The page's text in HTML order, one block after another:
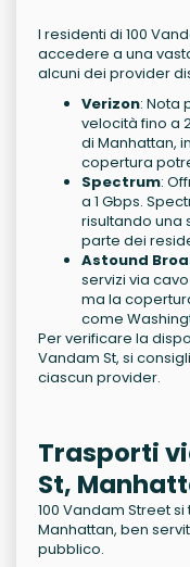
I residenti di 100
accedere a una
alcuni dei provider
Verizon: Nota
velocità fino a
di Manhattan,
copertura
Spectrum:
a 1 Gbps.
risultando una
parte dei
Astound
servizi via
ma la
come
Per verificare la
Vandam St, si
ciascun provider.
Trasporti
St,
100 Vandam Street
Manhattan, ben
pubblico.